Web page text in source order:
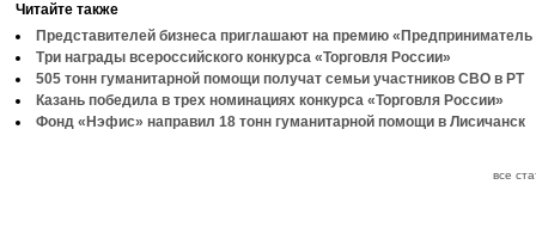
Читайте также
Представителей бизнеса приглашают на премию «Предприниматель
Три награды всероссийского конкурса «Торговля России»
505 тонн гуманитарной помощи получат семьи участников СВО в РТ
Казань победила в трех номинациях конкурса «Торговля России»
Фонд «Нэфис» направил 18 тонн гуманитарной помощи в Лисичанск
все